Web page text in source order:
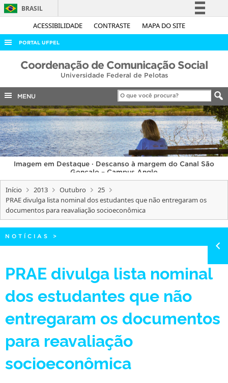
ACESSIBILIDADE CONTRASTE MAPA DO SITE
BRASIL
Simplifique!
Acesso à informação
Legislação
Canais
PORTAL UFPEL
ACESSO À INFORMAÇÃO
COBALTO
CONCURSOS
EDITAIS
INTERNACIONAL
OUVIDORIA
PORTARIAS
TELEFONES
Coordenação de Comunicação Social
Universidade Federal de Pelotas
MENU
Imagem em Destaque · Descanso à margem do Canal São
Gonçalo – Campus Anglo
Início 2013 Outubro
25
PRAE divulga lista nominal dos estudantes que não entregaram os
documentos para reavaliação socioeconômica
NOTÍCIAS >
PRAE divulga lista nominal
dos estudantes que não
entregaram os documentos
para reavaliação
socioeconômica